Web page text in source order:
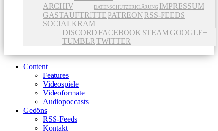
ARCHIV DATENSCHUTZERKLÄRUNG IMPRESSUM
GASTAUFTRITTE PATREON RSS-FEEDS
SOCIALKRAM
DISCORD FACEBOOK STEAMGOOGLE+
TUMBLR TWITTER
Content
Features
Videospiele
Videoformate
Audiopodcasts
Gedöns
RSS-Feeds
Kontakt